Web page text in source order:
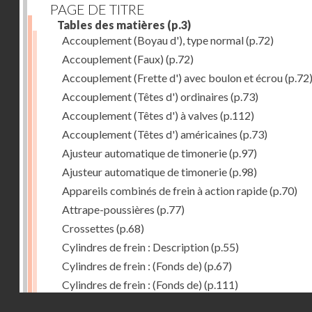
PAGE DE TITRE
Tables des matières (p.3)
Accouplement (Boyau d'), type normal(p.72)
Accouplement (Faux) (p.72)
Accouplement (Frette d') avec boulon et écrou(p.72)
Accouplement (Têtes d') ordinaires (p.73)
Accouplement (Têtes d') à valves (p.112)
Accouplement (Têtes d') américaines (p.73)
Ajusteur automatique de timonerie(p.97)
Ajusteur automatique de timonerie(p.98)
Appareils combinés de frein à action rapide(p.70)
Attrape-poussières (p.77)
Crossettes (p.68)
Cylindres de frein : Description(p.55)
Cylindres de frein : (Fonds de) (p.67)
Cylindres de frein : (Fonds de) (p.111)